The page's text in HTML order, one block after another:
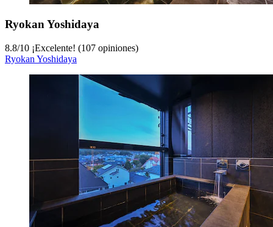
Ryokan Yoshidaya
8.8/10 ¡Excelente! (107 opiniones)
Ryokan Yoshidaya